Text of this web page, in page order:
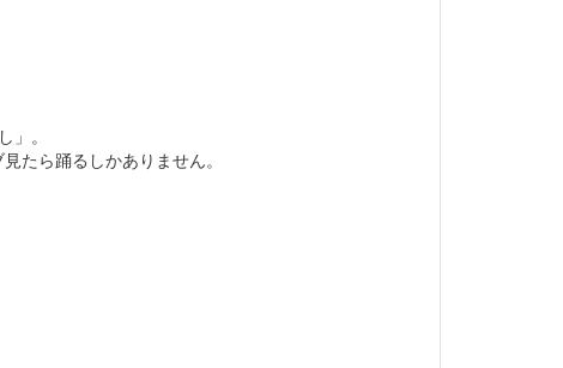
」。
たら踊るしかありません。